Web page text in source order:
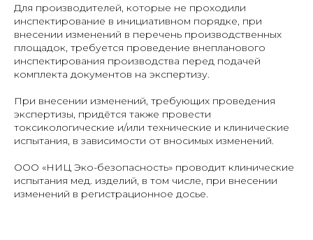
Для производителей, которые не проходили
инспектирование в инициативном порядке, при
внесении изменений в перечень производственных
площадок, требуется проведение внепланового
инспектирования производства перед подачей
комплекта документов на экспертизу.
При внесении изменений, требующих проведения
экспертизы, придётся также провести
токсикологические и/или технические и клинические
испытания, в зависимости от вносимых изменений.
ООО «НИЦ Эко-безопасность» проводит клинические
испытания мед. изделий, в том числе, при внесении
изменений в регистрационное досье.